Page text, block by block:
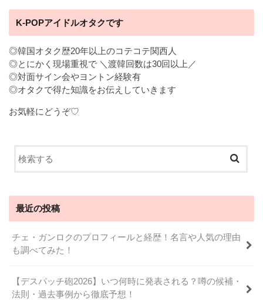
K-POPアイドルオタクです
◎韓国オタク歴20年以上のコテコテ関西人
◎とにかく現場重視で ＼渡韓回数は30回以上／
◎対面サイン会やヨントン経験有
◎オタクで得た知識をお伝えしていきます
お気軽にどうぞ♡
最近の投稿
チェ・ガンロクのプロフィールと経歴！名言や人気の理由
も調べてみた！
【デスパッチ砲2026】いつ何時に発表される？噂の候補・
法則・過去事例から徹底予想！